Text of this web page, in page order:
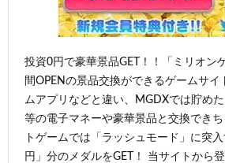
投資0円で豪華景品GET！！「ミリオン
間OPENの景品交換ができるゲームサイ
ムアプリなどと違い、MGDXでは貯めた
等の電子マネーや豪華景品と交換でき
トゲームでは「ラッシュモード」に突
円」分のメダルをGET！ 当サイトから